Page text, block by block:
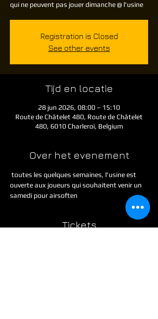
qui ne peuvent pas jouer dimanche @ l'usine
Registration is Closed
See other events
Tijd en locatie
28 jun 2026, 08:00 – 15:10
Route de Châtelet 480, Route de Châtelet
480, 6010 Charleroi, Belgium
Over het evenement
ouverte aux joueurs qui souhaitent venir un
samedi pour airsoften
Tickets